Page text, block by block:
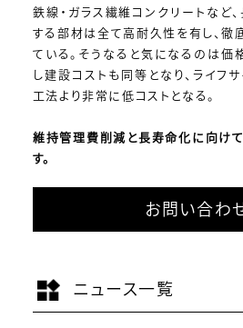
鉄線・ガラス繊維コンクリートなど
する部材は全て高耐久性を有し、徹
ている。そうなると気になるのは価
し建設コストも同等となり、ライフ
工法より非常に低コストとなる。
維持管理費削減と長寿命化に向け
す。
お問い合わ
ニュース一覧